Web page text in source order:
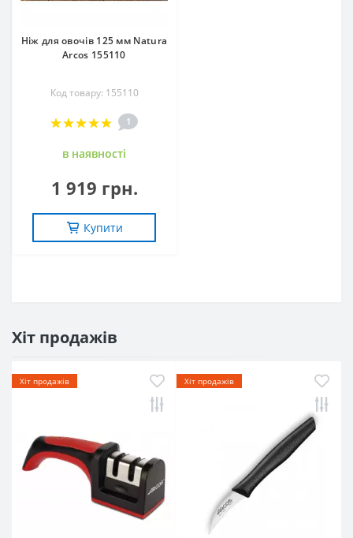
Ніж для овочів 125 мм Natura
Arcos 155110
Код товару: 155110
1
в наявностi
1 919 грн.
Купити
Хіт продажів
Хіт продажів Хіт продажів